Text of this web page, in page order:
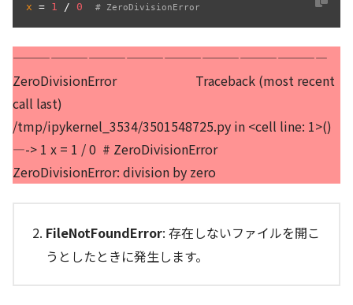
x = 1 / 0 # ZeroDivisionError
—————————————————————————
ZeroDivisionError Traceback (most recent
call last)
/tmp/ipykernel_3534/3501548725.py in <cell line: 1>()
—-> 1 x = 1 / 0 # ZeroDivisionError
ZeroDivisionError: division by zero
FileNotFoundError: 存在しないファイルを開こ
うとしたときに発生します。